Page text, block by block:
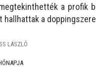
a profik
hallhattak a
LÁSZLÓ